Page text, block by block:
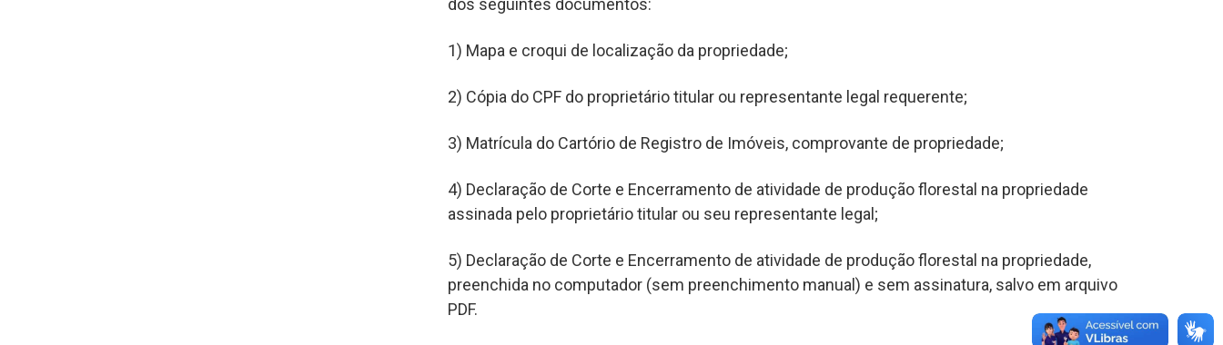
dos seguintes documentos:
1) Mapa e croqui de localização da propriedade;
2) Cópia do CPF do proprietário titular ou representante legal requerente;
3) Matrícula do Cartório de Registro de Imóveis, comprovante de propriedade;
4) Declaração de Corte e Encerramento de atividade de produção florestal na propriedade
assinada pelo proprietário titular ou seu representante legal;
5) Declaração de Corte e Encerramento de atividade de produção florestal na propriedade,
preenchida no computador (sem preenchimento manual) e sem assinatura, salvo em arquivo
PDF.